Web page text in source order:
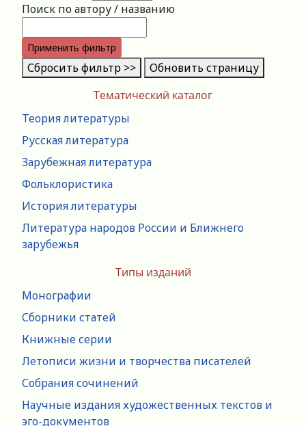
Тематический каталог
Теория литературы
Русская литература
Зарубежная литература
Фольклористика
История литературы
Литература народов России и Ближнего
зарубежья
Типы изданий
Монографии
Сборники статей
Книжные серии
Летописи жизни и творчества писателей
Собрания сочинений
Научные издания художественных текстов и
эго-документов
Поиск по автору / названию
Применить фильтр
Сбросить фильтр >> Обновить страницу